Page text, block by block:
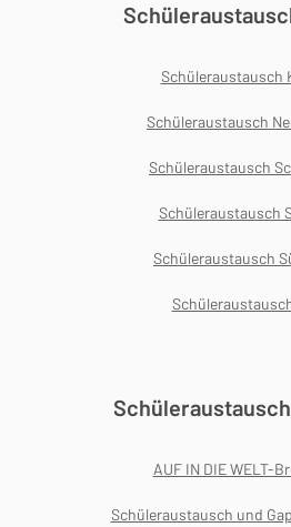
Schüleraustausch
Schüleraustausch
Schüleraustausch
Schüleraustausch
Schüleraustausch
AUF IN DIE WELT-
Schüleraustausch und